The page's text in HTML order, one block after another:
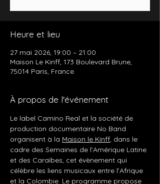
Heure et lieu
27 mai 2026, 19:00 – 21:00
Maison Le Kinff, 173 Boulevard Brune,
75014 Paris, France
À propos de l'événement
Le label Camino Real et la société de
production documentaire No Band
organisent à la Maison le Kinff, dans le
cadre des Semaines de l’Amérique Latine
et des Caraïbes, cet évènement qui
célèbre les liens musicaux entre l’Afrique
et la Colombie. Le programme propose